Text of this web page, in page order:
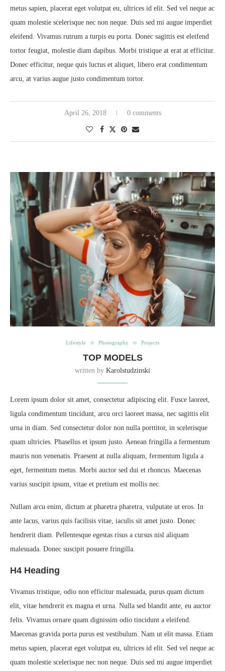
metus sapien, placerat eget volutpat eu, ultrices id elit. Sed vel neque ac
quam molestie scelerisque nec non neque. Duis sed mi augue imperdiet
eleifend. Vivamus rutrum a turpis eu porta. Donec sagittis est eleifend
tortor feugiat, molestie diam dapibus. Morbi tristique at erat at efficitur.
Donec efficitur, neque quis luctus et aliquet, libero erat condimentum
arcu, at varius augue justo condimentum tortor.
April 26, 2018 0 comments
Lifestyle Photography Projects
TOP MODELS
written by Karolstudzinski
Lorem ipsum dolor sit amet, consectetur adipiscing elit. Fusce laoreet,
ligula condimentum tincidunt, arcu orci laoreet massa, nec sagittis elit
urna in diam. Sed consectetur dolor non nulla porttitor, in scelerisque
quam ultricies. Phasellus et ipsum justo. Aenean fringilla a fermentum
mauris non venenatis. Praesent at nulla aliquam, fermentum ligula a
eget, fermentum metus. Morbi auctor sed dui et rhoncus. Maecenas
varius suscipit ipsum, vitae et pretium est mollis nec.
Nullam arcu enim, dictum at pharetra pharetra, vulputate ut eros. In
ante lacus, varius quis facilisis vitae, iaculis sit amet justo. Donec
hendrerit diam. Pellentesque egestas risus a cursus nisl aliquam
malesuada. Donec suscipit posuere fringilla.
H4 Heading
Vivamus tristique, odio non efficitur malesuada, purus quam dictum
elit, vitae hendrerit ex magna et urna. Nulla sed blandit ante, eu auctor
felis. Vivamus ornare quam dignissim odio tincidunt a eleifend.
Maecenas gravida porta purus est vestibulum. Nam ut elit massa. Etiam
metus sapien, placerat eget volutpat eu, ultrices id elit. Sed vel neque ac
quam molestie scelerisque nec non neque. Duis sed mi augue imperdiet